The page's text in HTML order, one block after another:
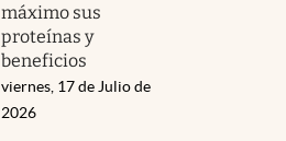
máximo sus
proteínas y
beneficios
viernes, 17 de Julio de
2026